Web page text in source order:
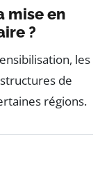
mise en
?
les
de
régions.